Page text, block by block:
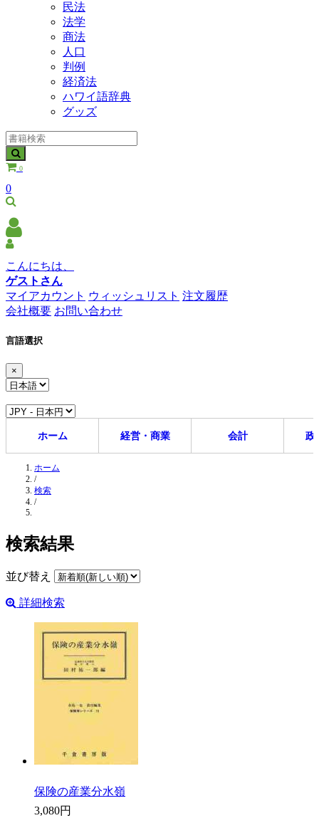
民法
法学
商法
人口
判例
経済法
ハワイ語辞典
グッズ
0
0
こんにちは、
ゲストさん
マイアカウント ウィッシュリスト 注文履歴
会社概要 お問い合わせ
言語選択
×
ホーム 経営・商業 会計 政
ホーム
/
検索
/
検索結果
並び替え
詳細検索
保険の産業分水嶺
3,080円